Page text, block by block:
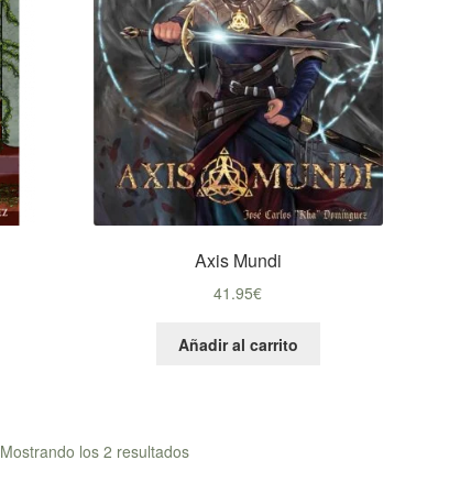
Axis Mundi
41.95€
Añadir al carrito
Mostrando los 2 resultadosOrdenado